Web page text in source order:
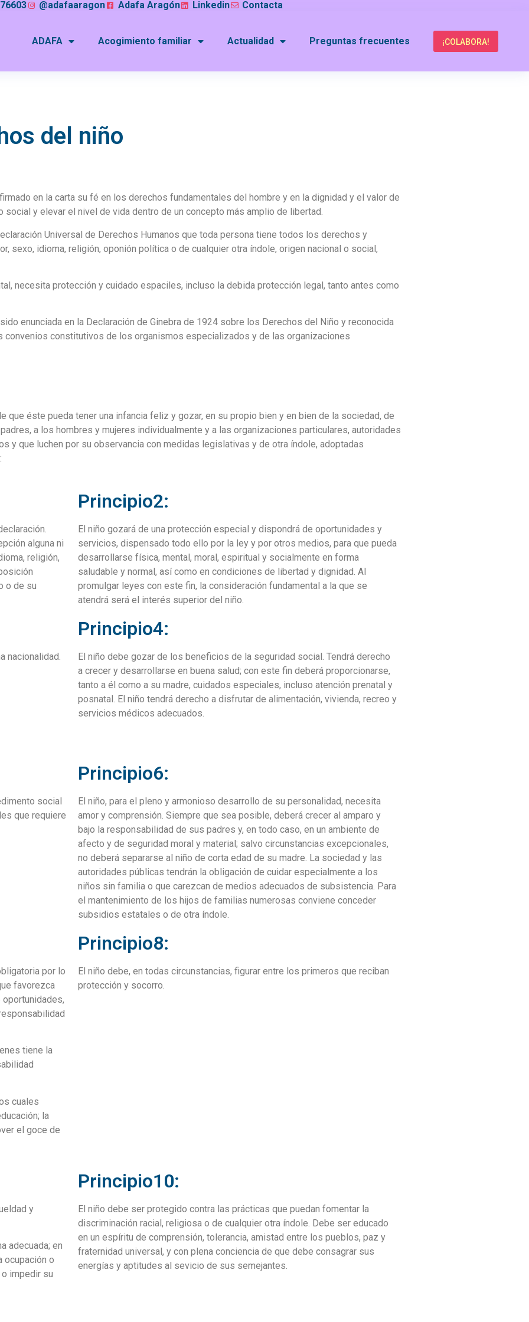
@adafaaragon Adafa Aragón Linkedin Contacta
ADAFA Acogimiento familiar Actualidad Preguntas frecuentes ¡COLABORA!
del niño
en la carta su fé en los derechos fundamentales del hombre y en la dignidad y el valor de
y elevar el nivel de vida dentro de un concepto más amplio de libertad.
Universal de Derechos Humanos que toda persona tiene todos los derechos y
sexo, idioma, religión, oponión política o de cualquier otra índole, origen nacional o social,
necesita protección y cuidado espaciles, incluso la debida protección legal, tanto antes como
enunciada en la Declaración de Ginebra de 1924 sobre los Derechos del Niño y reconocida
convenios constitutivos de los organismos especializados y de las organizaciones
que éste pueda tener una infancia feliz y gozar, en su propio bien y en bien de la sociedad, de
a los hombres y mujeres individualmente y a las organizaciones particulares, autoridades
y que luchen por su observancia con medidas legislativas y de otra índole, adoptadas
alguna ni
religión,
o de su
Principio2:
El niño gozará de una protección especial y dispondrá de oportunidades y
servicios, dispensado todo ello por la ley y por otros medios, para que pueda
desarrollarse física, mental, moral, espiritual y socialmente en forma
saludable y normal, así como en condiciones de libertad y dignidad. Al
promulgar leyes con este fin, la consideración fundamental a la que se
atendrá será el interés superior del niño.
nacionalidad.
Principio4:
El niño debe gozar de los beneficios de la seguridad social. Tendrá derecho
a crecer y desarrollarse en buena salud; con este fin deberá proporcionarse,
tanto a él como a su madre, cuidados especiales, incluso atención prenatal y
posnatal. El niño tendrá derecho a disfrutar de alimentación, vivienda, recreo y
servicios médicos adecuados.
social
que requiere
Principio6:
El niño, para el pleno y armonioso desarrollo de su personalidad, necesita
amor y comprensión. Siempre que sea posible, deberá crecer al amparo y
bajo la responsabilidad de sus padres y, en todo caso, en un ambiente de
afecto y de seguridad moral y material; salvo circunstancias excepcionales,
no deberá separarse al niño de corta edad de su madre. La sociedad y las
autoridades públicas tendrán la obligación de cuidar especialmente a los
niños sin familia o que carezcan de medios adecuados de subsistencia. Para
el mantenimiento de los hijos de familias numerosas conviene conceder
subsidios estatales o de otra índole.
por lo
favorezca
tiene la
cuales
la
el goce de
Principio8:
El niño debe, en todas circunstancias, figurar entre los primeros que reciban
protección y socorro.
y
adecuada; en
ocupación o
impedir su
Principio10:
El niño debe ser protegido contra las prácticas que puedan fomentar la
discriminación racial, religiosa o de cualquier otra índole. Debe ser educado
en un espíritu de comprensión, tolerancia, amistad entre los pueblos, paz y
fraternidad universal, y con plena conciencia de que debe consagrar sus
energías y aptitudes al sevicio de sus semejantes.